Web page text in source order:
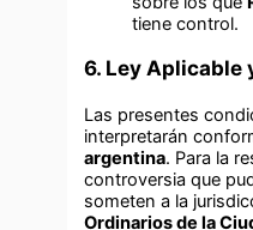
tiene control.
6. Ley Aplicable
Las presentes
interpretarán
argentina. Para la
controversia que
someten a la
Ordinarios de la